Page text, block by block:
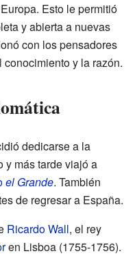
Esto le permitió
y abierta a nuevas
con los pensadores
conocimiento y la razón.
dedicarse a la
y más tarde viajó a
el Grande. También
de regresar a España.
Ricardo Wall, el rey
en Lisboa (1755-1756).